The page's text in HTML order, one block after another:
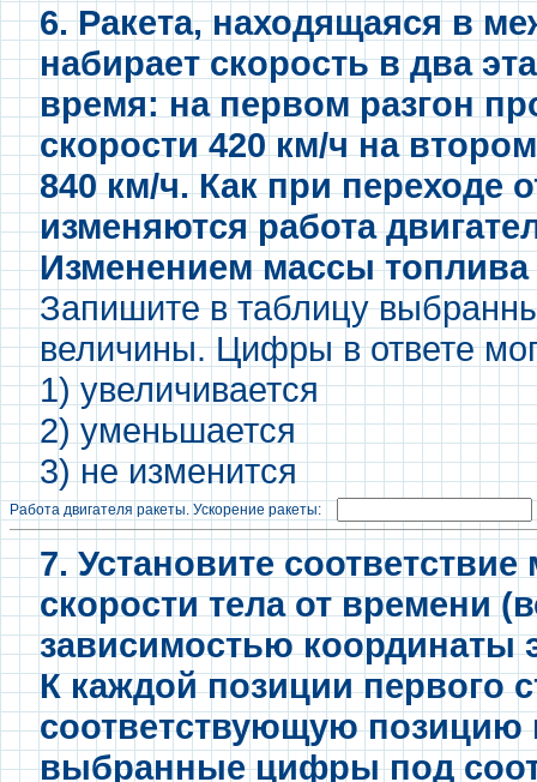
6. Ракета, находящаяся в
набирает скорость в два
время: на первом разгон
скорости 420 км/ч на
840 км/ч. Как при переходе
изменяются работа
Изменением массы топлива
Запишите в таблицу
величины. Цифры в ответе
1) увеличивается
2) уменьшается
3) не изменится
Работа двигателя ракеты. Ускорение ракеты:
7. Установите
скорости тела от времени
зависимостью координаты
К каждой позиции первого
соответствующую позицию
выбранные цифры под